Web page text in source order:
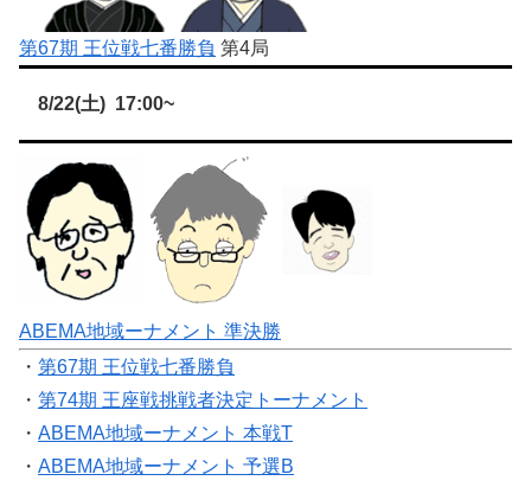
第67期 王位戦七番勝負 第4局
8/22(土) 17:00~
ABEMA地域ーナメント 準決勝
・ 第67期 王位戦七番勝負
・ 第74期 王座戦挑戦者決定トーナメント
・ ABEMA地域ーナメント 本戦T
・ ABEMA地域ーナメント 予選B